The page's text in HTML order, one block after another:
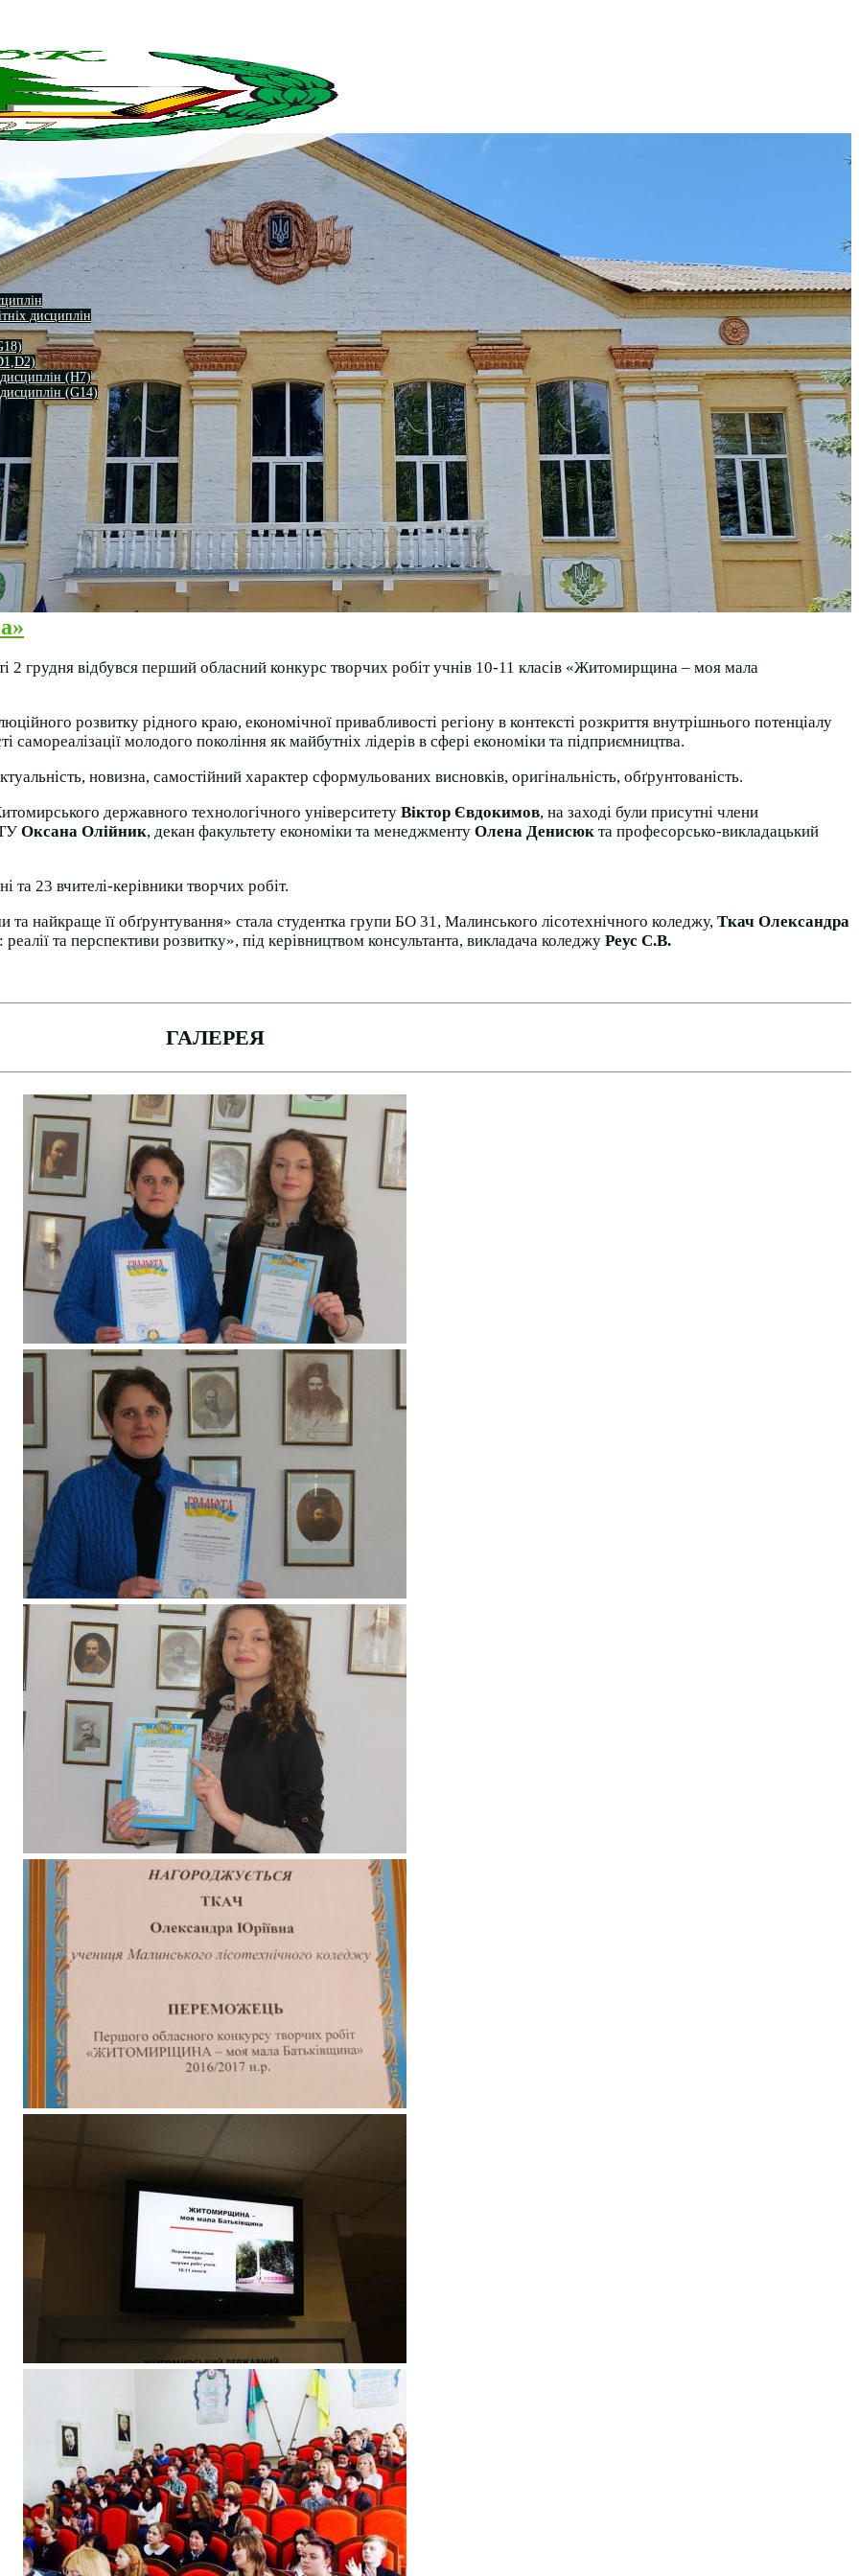
дисциплін
(H7)
(G14)
грудня відбувся перший обласний конкурс творчих робіт учнів 10-11 класів «Житомирщина – моя мала
розвитку рідного краю, економічної привабливості регіону в контексті розкриття внутрішнього потенціалу
молодого покоління як майбутніх лідерів в сфері економіки та підприємництва.
новизна, самостійний характер сформульованих висновків, оригінальність, обґрунтованість.
державного технологічного університету Віктор Євдокимов, на заході були присутні члени
Оксана Олійник, декан факультету економіки та менеджменту Олена Денисюк та професорсько-викладацький
та 23 вчителі-керівники творчих робіт.
найкраще її обґрунтування» стала студентка групи БО 31, Малинського лісотехнічного коледжу, Ткач Олександра
та перспективи розвитку», під керівництвом консультанта, викладача коледжу Реус С.В.
ГАЛЕРЕЯ